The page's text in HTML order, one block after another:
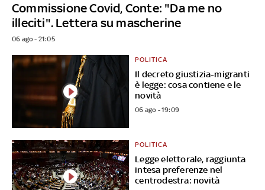
Commissione Covid, Conte: "Da me no
illeciti". Lettera su mascherine
06 ago - 21:05
Il decreto giustizia-migranti
è legge: cosa contiene e le
novità
POLITICA
06 ago - 19:09
Legge elettorale, raggiunta
intesa preferenze nel
centrodestra: novità
POLITICA